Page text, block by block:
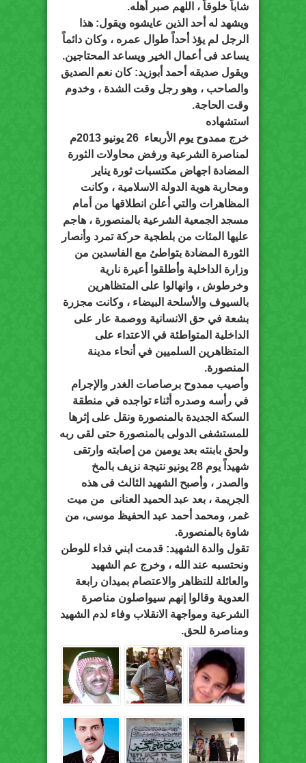
شاباً خلوقاً ، اللهم صبر أهله.
ويشهد له أحد الذين عايشوه ويقول: هذا
الرجل لم يؤذ أحداً طوال عمره ، وكان دائماً
يساعد فى أعمال الخير ويساعد المحتاجين.
ويقول صديقه أحمد أبوزيد: كان نعم الصديق
والصاحب ، وهو رجل وقت الشدة ، وخدوم
وقت الحاجة.
استشهاده
خرج ممدوح يوم الأربعاء 26 يونيو 2013م
لمناصرة الشرعية ورفض محاولات الثورة
المضادة اجهاض مكتسبات ثورة يناير
ومحاربة هوية الدولة الاسلامية ، وكانت
المظاهرات والتي أعلن انطلاقها من أمام
مسجد الجمعية الشرعية بالمنصورة ، هاجم
عليها المئات من بلطجية حركة تمرد وأنصار
الثورة المضادة بتواطئ مع الفاسدين من
وزارة الداخلية وأطلقوا أعيرة نارية
وخرطوش ، وانهالوا على المتظاهرين
بالسيوف والأسلحة البيضاء ، وكانت مجزرة
بشعة في حق الانسانية ووصمة عار على
الداخلية المتواطئة في الاعتداء على
المتظاهرين السلميين في أنحاء مدينة
المنصورة.
وأصيب ممدوح برصاصات الغدر والإجرام
في رأسه وصدره أثناء تواجده في منطقة
السكة الجديدة بالمنصورة ونقل على إثرها
للمستشفى الدولى بالمنصورة حتى لقى ربه
ولحق بابنته بعد يومين من إصابته وارتقى
شهيداً يوم 28 يونيو نتيجة نزيف بالمخ
والصدر ، وأصبح الشهيد الثالث فى هذه
الجريمة ، بعد عبد الحميد العنانى من ميت
غمر، ومحمد أحمد عبد الحفيظ موسى، من
شاوة بالمنصورة.
تقول والدة الشهيد: قدمت ابني فداء للوطن
ونحتسبه عند الله ، وخرج عم الشهيد
والعائلة للتظاهر والاعتصام بميدان رابعة
العدوية وقالوا إنهم سيواصلون مناصرة
الشرعية ومواجهة الانقلاب وفاء لدم الشهيد
ومناصرة للحق.